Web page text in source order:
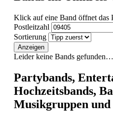
Klick auf eine Band öffnet das
Postleitzahl
Sortierung
Anzeigen
Leider keine Bands gefunden…
Partybands,
Hochzeitsbands,
Musikgruppen